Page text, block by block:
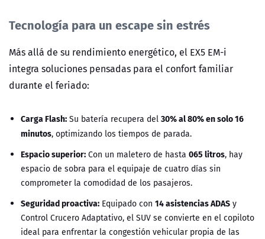
Tecnología para un escape sin estrés
Más allá de su rendimiento energético, el EX5 EM-i
integra soluciones pensadas para el confort familiar
durante el feriado:
Carga Flash: Su batería recupera del 30% al 80% en solo 16
minutos, optimizando los tiempos de parada.
Espacio superior: Con un maletero de hasta 065 litros, hay
espacio de sobra para el equipaje de cuatro días sin
comprometer la comodidad de los pasajeros.
Seguridad proactiva: Equipado con 14 asistencias ADAS y
Control Crucero Adaptativo, el SUV se convierte en el copiloto
ideal para enfrentar la congestión vehicular propia de las